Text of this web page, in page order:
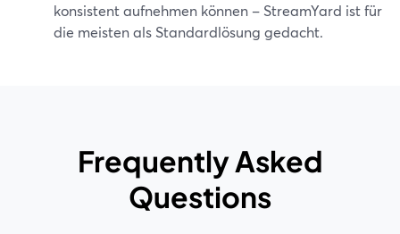
konsistent aufnehmen können – StreamYard ist für
die meisten als Standardlösung gedacht.
Frequently Asked
Questions